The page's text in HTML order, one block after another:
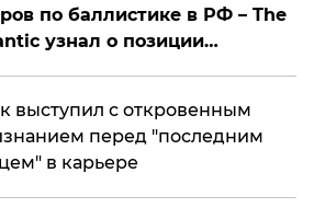
по баллистике в РФ – The
узнал о позиции
выступил с откровенным
перед "последним
в карьере